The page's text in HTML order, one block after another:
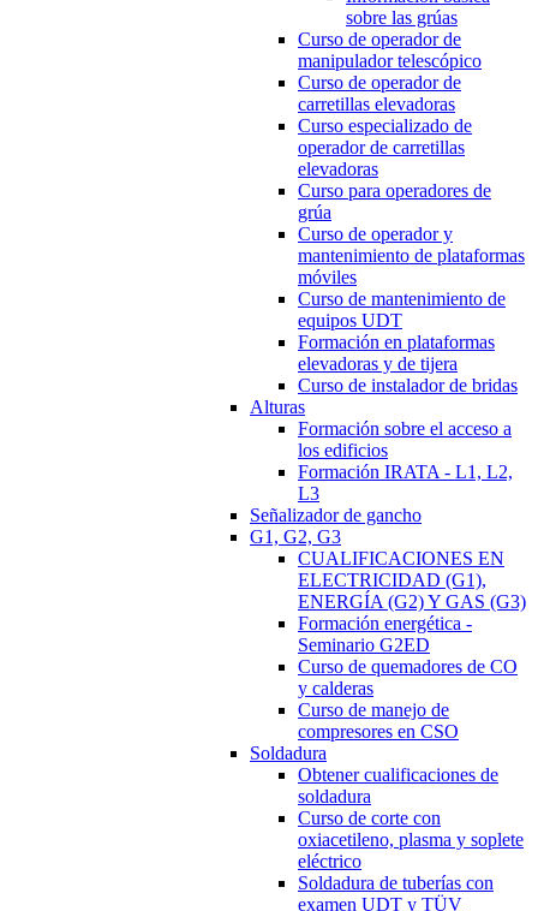
sobre las grúas
Curso de operador de
manipulador telescópico
Curso de operador de
carretillas elevadoras
Curso especializado de
operador de carretillas
elevadoras
Curso para operadores de
grúa
Curso de operador y
mantenimiento de plataformas
móviles
Curso de mantenimiento de
equipos UDT
Formación en plataformas
elevadoras y de tijera
Curso de instalador de bridas
Alturas
Formación sobre el acceso a
los edificios
Formación IRATA - L1, L2,
L3
Señalizador de gancho
G1, G2, G3
CUALIFICACIONES EN
ELECTRICIDAD (G1),
ENERGÍA (G2) Y GAS (G3)
Formación energética -
Seminario G2ED
Curso de quemadores de CO
y calderas
Curso de manejo de
compresores en CSO
Soldadura
Obtener cualificaciones de
soldadura
Curso de corte con
oxiacetileno, plasma y soplete
eléctrico
Soldadura de tuberías con
examen UDT y TÜV